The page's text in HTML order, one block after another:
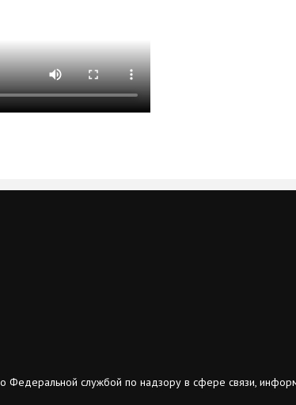
службой по надзору в сфере связи,